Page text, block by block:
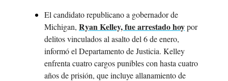
El candidato republicano a gobernador de
Michigan, Ryan Kelley, fue arrestado hoy por
delitos vinculados al asalto del 6 de enero,
informó el Departamento de Justicia. Kelley
enfrenta cuatro cargos punibles con hasta cuatro
años de prisión, que incluye allanamiento de